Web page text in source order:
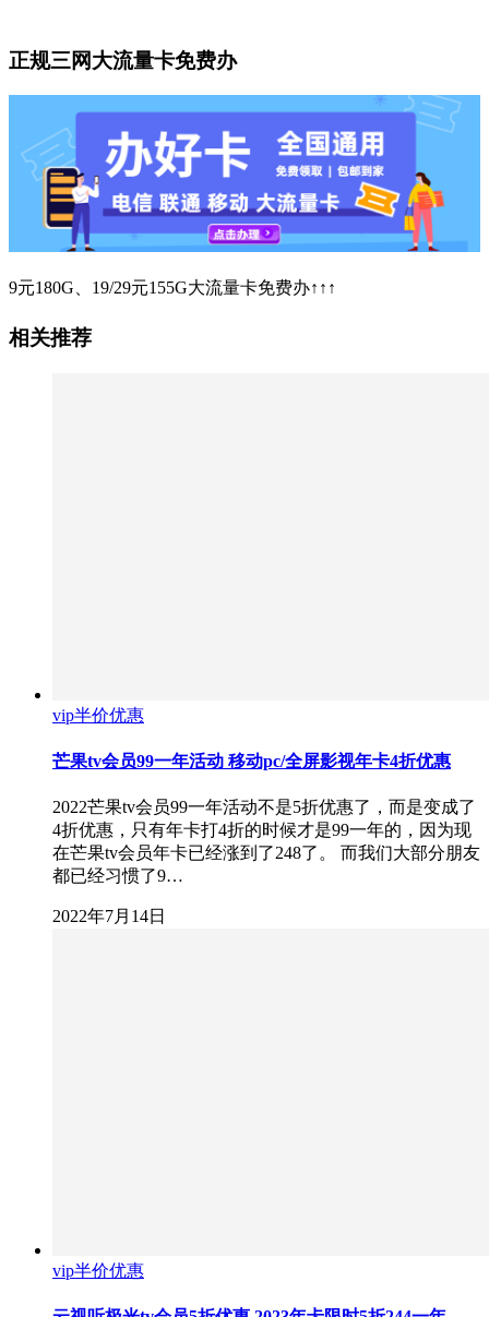
正规三网大流量卡免费办
9元180G、19/29元155G大流量卡免费办↑↑↑
相关推荐
vip半价优惠
芒果tv会员99一年活动 移动pc/全屏影视年卡4折优惠
2022芒果tv会员99一年活动不是5折优惠了，而是变成了
4折优惠，只有年卡打4折的时候才是99一年的，因为现
在芒果tv会员年卡已经涨到了248了。 而我们大部分朋友
都已经习惯了9…
2022年7月14日
vip半价优惠